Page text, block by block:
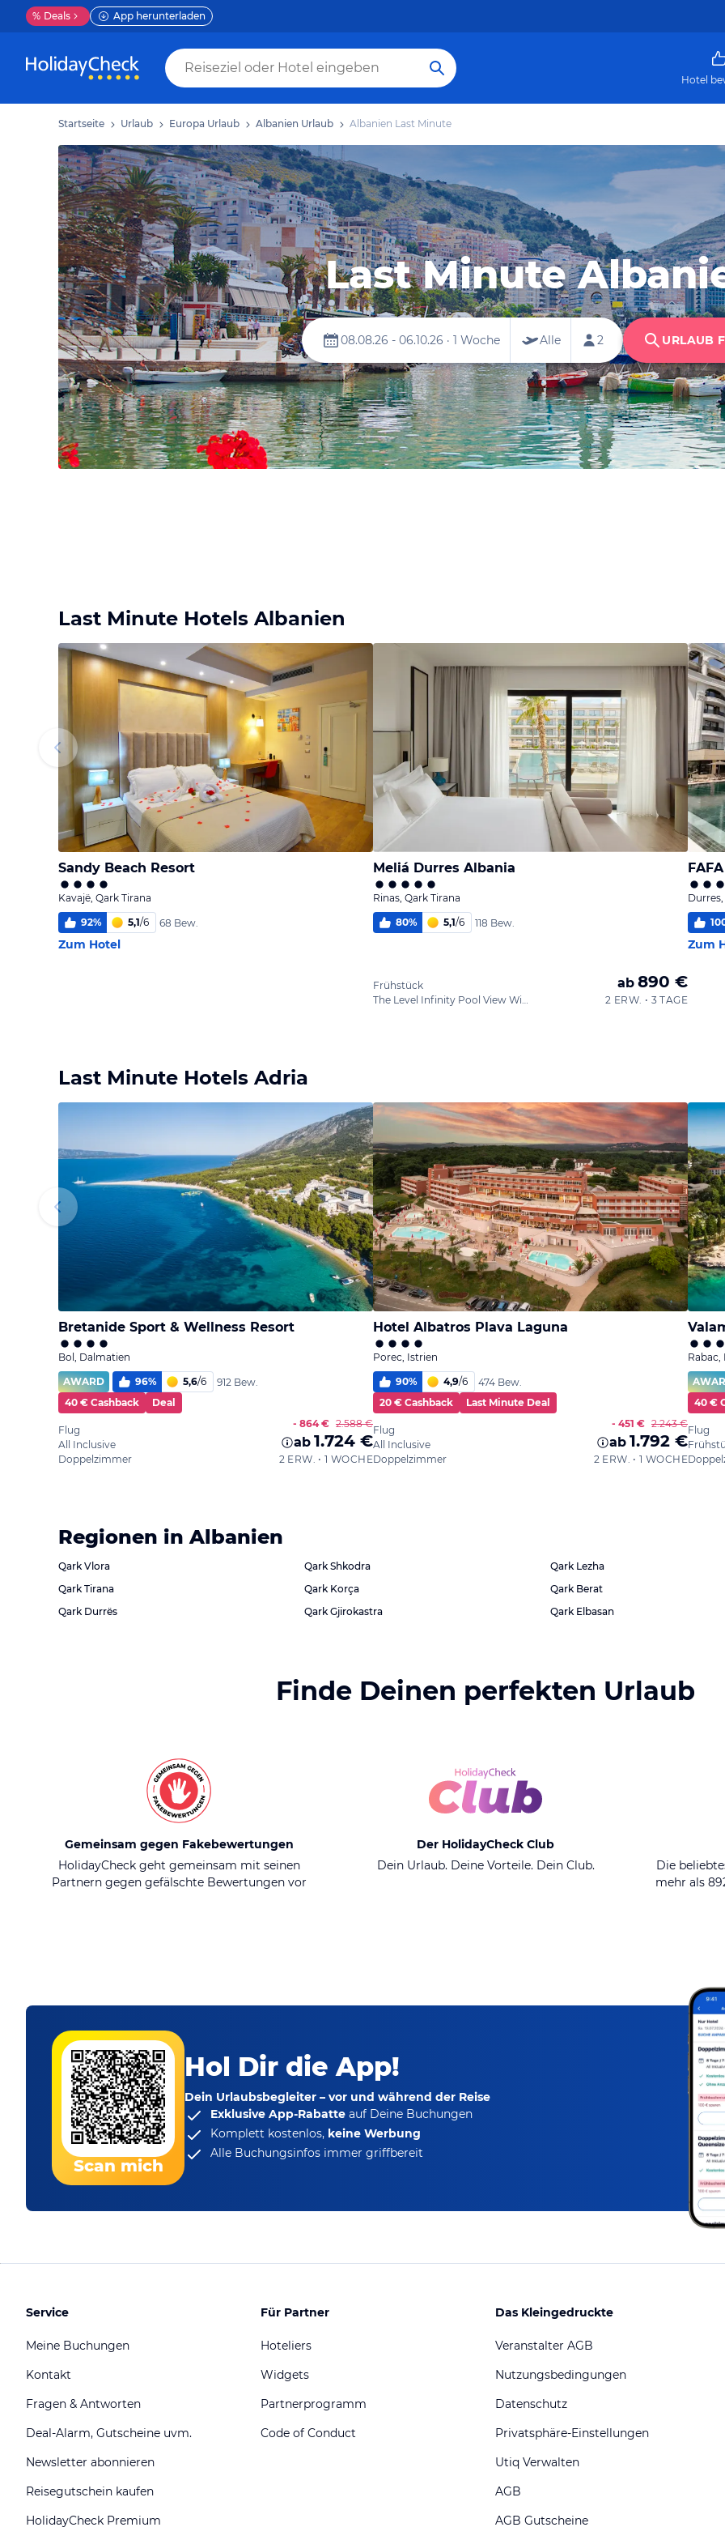
% Deals App herunterladen
Hotel
Startseite Urlaub Europa Urlaub Albanien Urlaub Albanien Last Minute
Last Minute
Last Minute Hotels Albanien
Sandy Beach Resort
Kavajë, Qark Tirana
92% 5,1/6 68 Bew.
Zum Hotel
Meliá Durres Albania
Rinas, Qark Tirana
80% 5,1/6 118 Bew.
Frühstück
The Level Infinity Pool View With Private Garden Adults Only (2 Twin Beds) - Package Rate
ab 890 €
2 ERW. • 3 TAGE
Zum
Last Minute Hotels Adria
Bretanide Sport & Wellness Resort
Bol, Dalmatien
AWARD
96% 5,6/6
912 Bew.
40 € Cashback
Deal
Flug
All Inclusive
Doppelzimmer
- 864 € 2.588 €
ab 1.724 €
2 ERW. • 1 WOCHE
Hotel Albatros Plava Laguna
Porec, Istrien
90% 4,9/6
474 Bew.
20 € Cashback
Last Minute Deal
Flug
All Inclusive
Doppelzimmer
- 451 € 2.243 €
ab 1.792 €
2 ERW. • 1 WOCHE
Rabac,
40 €
Flug
Regionen in Albanien
Qark Vlora
Qark Tirana
Qark Durrës
Qark Shkodra
Qark Korça
Qark Gjirokastra
Qark Lezha
Qark Berat
Qark Elbasan
Finde Deinen perfekten Urlaub
Gemeinsam gegen Fakebewertungen
HolidayCheck geht gemeinsam mit seinen
Partnern gegen gefälschte Bewertungen vor
Der HolidayCheck Club
Dein Urlaub. Deine Vorteile. Dein Club.
Die
mehr als
Scan mich
Hol Dir die App!
Dein Urlaubsbegleiter – vor und während der Reise
Exklusive App-Rabatte auf Deine Buchungen
Komplett kostenlos, keine Werbung
Alle Buchungsinfos immer griffbereit
Service
Meine Buchungen
Kontakt
Fragen & Antworten
Deal-Alarm, Gutscheine uvm.
Newsletter abonnieren
Reisegutschein kaufen
HolidayCheck Premium
Für Partner
Hoteliers
Widgets
Partnerprogramm
Code of Conduct
Das Kleingedruckte
Veranstalter AGB
Nutzungsbedingungen
Datenschutz
Privatsphäre-Einstellungen
Utiq Verwalten
AGB
AGB Gutscheine